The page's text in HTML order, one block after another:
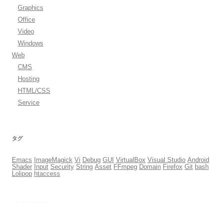
Graphics
Office
Video
Windows
Web
CMS
Hosting
HTML/CSS
Service
タグ
Emacs ImageMagick Vi Debug GUI VirtualBox Visual Studio Android
Shader Input Security String Asset FFmpeg Domain Firefox Git bash
Lolipop htaccess